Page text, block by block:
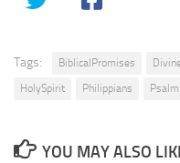
Tags: BiblicalPromises
HolySpirit
Philippians
YOU MAY ALSO